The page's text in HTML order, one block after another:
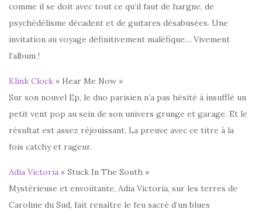
comme il se doit avec tout ce qu’il faut de hargne, de
psychédélisme décadent et de guitares désabusées. Une
invitation au voyage définitivement maléfique… Vivement
l’album !
Klink Clock « Hear Me Now »
Sur son nouvel Ep, le duo parisien n’a pas hésité à insufflé un
petit vent pop au sein de son univers grunge et garage. Et le
résultat est assez réjouissant. La preuve avec ce titre à la
fois catchy et rageur.
Adia Victoria « Stuck In The South »
Mystérieuse et envoûtante, Adia Victoria, sur les terres de
Caroline du Sud, fait renaître le feu sacré d’un blues